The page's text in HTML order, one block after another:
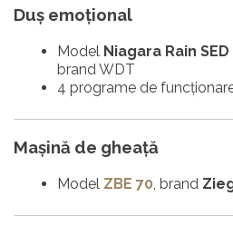
Duș emoțional
Model Niagara Rain SED
brand WDT
4 programe de
Mașină de gheață
Model ZBE 70, brand